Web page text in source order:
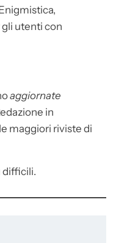
utenti con
aggiornate
in
maggiori riviste di
difficili.